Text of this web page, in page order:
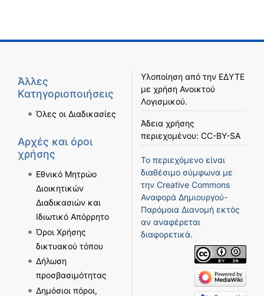
Άλλες
Κατηγοριοποιήσεις
Όλες οι Διαδικασίες
Αρχές και όροι
χρήσης
Εθνικό Μητρώο
Διοικητικών
Διαδικασιών και
Ιδιωτικό Απόρρητο
Όροι Χρήσης
δικτυακού τόπου
Δήλωση
προσβασιμότητας
Δημόσιοι πόροι,
Υλοποίηση από την ΕΔΥΤΕ
με χρήση Ανοικτού
Λογισμικού.
Άδεια χρήσης
περιεχομένου: CC-BY-SA
Το περιεχόμενο είναι
διαθέσιμο σύμφωνα με
την Creative Commons
Αναφορά Δημιουργού-
Παρόμοια Διανομή εκτός
αν αναφέρεται
διαφορετικά.